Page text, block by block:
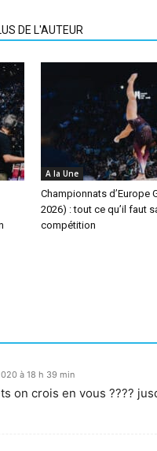
DE L'AUTEUR
A la Une
Championnats d’Europe
2026) : tout ce qu’il faut
compétition
à 18 h 39 min
on crois en vous ????